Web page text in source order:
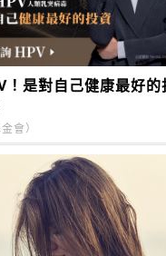
！是對自己健康最好的
會）